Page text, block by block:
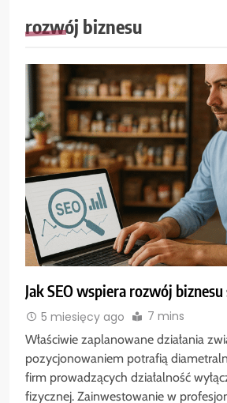
rozwój biznesu
Jak SEO wspiera rozwój
5 miesięcy ago 7 mins
Właściwie zaplanowane działania
pozycjonowaniem potrafią
firm prowadzących działalność
fizycznej. Zainwestowanie w